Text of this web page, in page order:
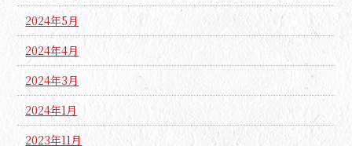
2024年5月
2024年4月
2024年3月
2024年1月
2023年11月